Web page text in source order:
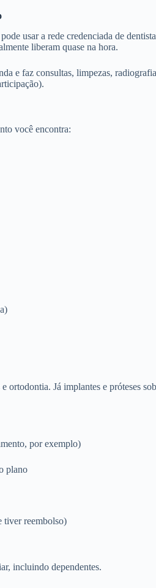
usar a rede credenciada de
liberam quase na hora.
e faz consultas, limpezas,
você encontra:
ortodontia. Já implantes e próteses
por exemplo)
plano
tiver reembolso)
incluindo dependentes.